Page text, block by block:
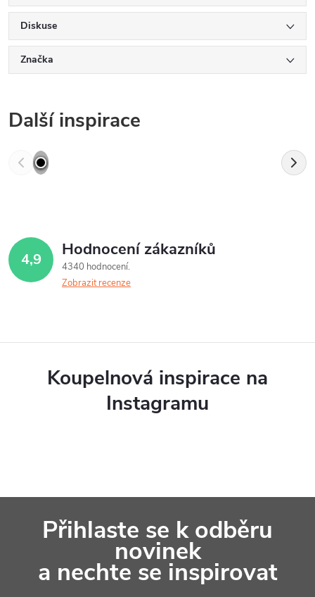
Diskuse
Značka
Další inspirace
4,9 Hodnocení zákazníků
4340 hodnocení
Zobrazit recenze
Koupelnová inspirace na
Instagramu
Přihlaste se k odběru
novinek
a nechte se inspirovat